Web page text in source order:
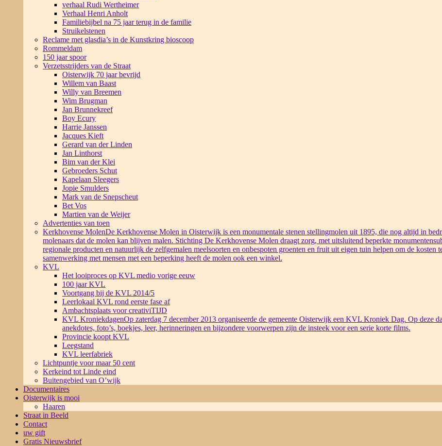
verhaal Rudi Wertheimer
Verhaal Henri Anholt
Familiebijbel na 75 jaar terug in de familie
Struikelstenen
Reclame met glasdia’s in de Kunstkring bioscoop
Rommeldam
150 jaar spoor
Verzetsstrijders van de Straat
Oisterwijk 70 jaar bevrijd
Willem van Baast
Willy van Breemen
Wim Brugman
Jan Brunnekreef
Boy Ecury
Harrie Janssen
Jacques Kieft
Gerard van der Linden
Jan Linthorst
Bim van der Klei
Gebroeders Schut
Kapelaan Sleegers
Jopie Smulders
Mark van de Snepscheut
Bet Vos
Martien van de Weijer
Advertenties van toen
Kerkhovense MolenDe Kerkhovense Molen in Oisterwijk is een monumentale stenen stellingmolen uit 1895, die nog altijd in
molenaars dat de molen kan blijven malen. Stichting De Kerkhovense Molen draagt zorg, met uitsluitend beperkte
regionale producten en natuurlijk de zelfgemalen meelsoorten en onbespoten groenten en fruit uit eigen tuin helpen om de
samenwerking met mensen met een beperking heeft de molen ook een winkel.
KVL
Het looiproces op KVL medio vorige eeuw
100 jaar KVL
Voortgang bij de KVL 2014/5
Leerlokaal KVL rond eerste fase af
Ambachtsplaats voor creativiTIJD
KVL KroniekdagenOp zaterdag 7 december 2013 organiseerde de gemeente Oisterwijk een KVL Kroniek Dag. Op deze
anekdotes, foto’s, boekjes, leer, herinneringen en bijzondere voorwerpen zijn de insteek voor een serie korte films.
Provincie koopt KVL
Leegstand
KVL leerfabriek
Lichtpuntje voor maar 50 cent
Kerkeind tot Linde eind
Buitengebied van O’wijk
Documentaires
Oisterwijk is mooi
Haaren
Straat in Beeld
Contact
uw gift
Gratis Nieuwsbrief